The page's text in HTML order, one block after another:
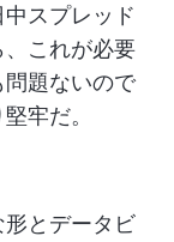
スプレッド
これが必要
題ないので
牢だ。
とデータビ